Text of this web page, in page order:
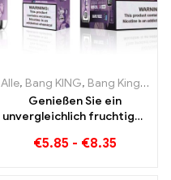
,Einweg-E-
Alle, Bang KING, Bang King Smart Screen 15000 Puff
Genießen Sie ein
unvergleichlich fruchtiges
Jelly Bang King Smart
€5.85 - €8.35